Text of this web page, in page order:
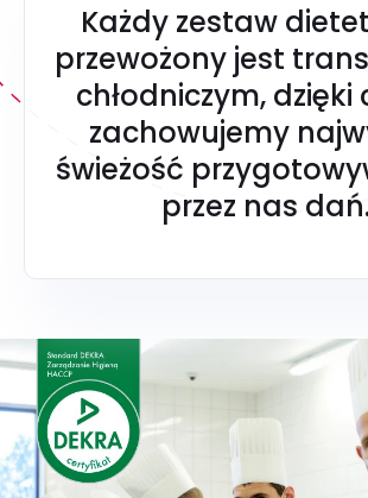
Każdy zestaw
przewożony jest
chłodniczym, dzięki
zachowujemy
świeżość
przez nas dań.